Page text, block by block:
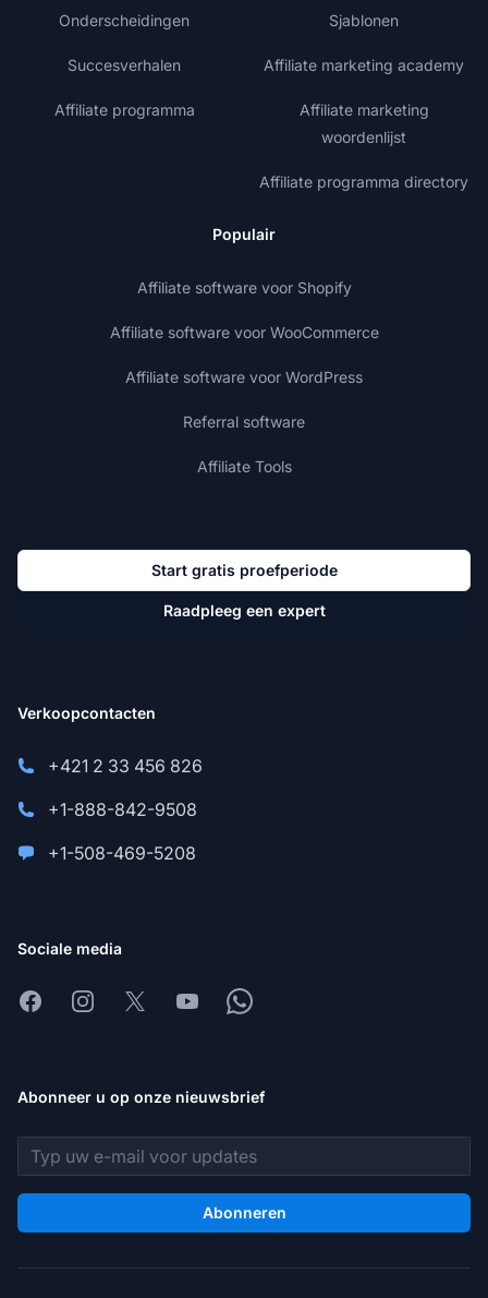
Onderscheidingen
Succesverhalen
Affiliate programma
Sjablonen
Affiliate marketing academy
Affiliate marketing
woordenlijst
Affiliate programma directory
Populair
Affiliate software voor Shopify
Affiliate software voor WooCommerce
Affiliate software voor WordPress
Referral software
Affiliate Tools
Start gratis proefperiode
Raadpleeg een expert
Verkoopcontacten
+421 2 33 456 826
+1-888-842-9508
+1-508-469-5208
Sociale media
FacebookInstagram
X YoutubeWhatsapp
Abonneer u op onze nieuwsbrief
E-mailadres
Abonneren